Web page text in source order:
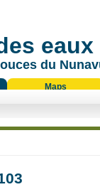
du
Maps